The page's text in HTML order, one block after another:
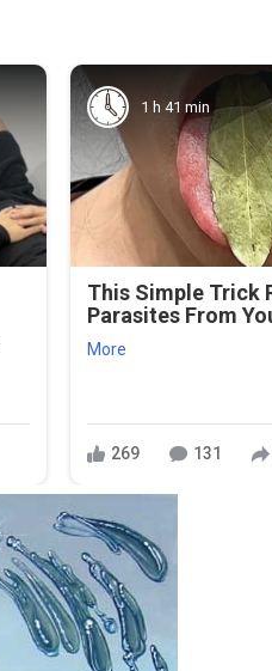
1 h 41 min
This Simple Trick
Parasites From
More
269 131